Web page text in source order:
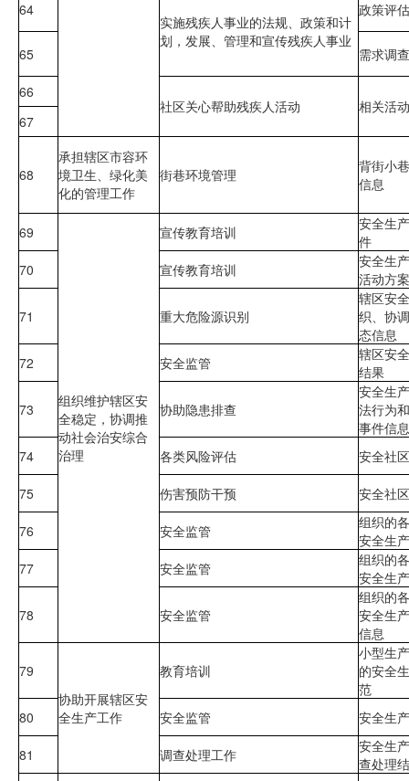
64
实施残疾人事业的法规、政策和计
划，发展、管理和宣传残疾人事业
政策评估
65 需求调查
66
社区关心帮助残疾人活动
相关活
67
68
承担辖区市容环
境卫生、绿化美
化的管理工作
街巷环境管理
背街小
信息
69
组织维护辖区安
全稳定，协调推
动社会治安综合
治理
宣传教育培训
安全生
件
70
宣传教育培训
安全生
活动方案
71 重大危险源识别
辖区安
织、协
态信息
72
安全监管
辖区安
结果
73 协助隐患排查
安全生
法行为
事件信息
74
各类风险评估 安全社
75 伤害预防干预 安全社
76 安全监管
组织的
安全生
77
安全监管
组织的
安全生
78 安全监管
组织的
安全生
信息
79
协助开展辖区安
全生产工作
教育培训
小型生
的安全
范
80
安全监管 安全生
81 调查处理工作
安全生
查处理